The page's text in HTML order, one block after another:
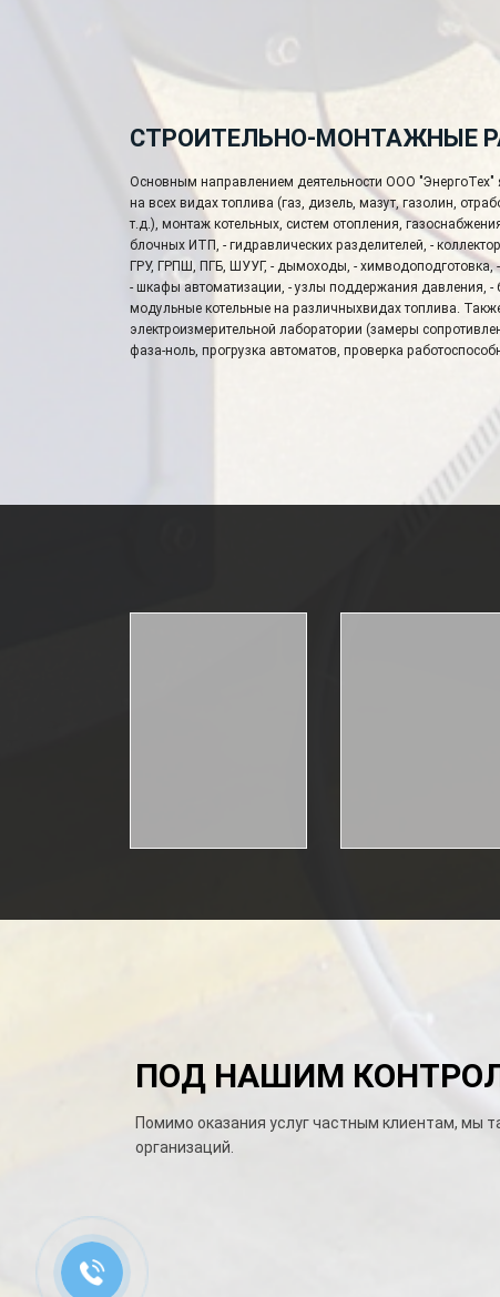
СТРОИТЕЛЬНО-МОНТАЖНЫЕ
Основным направлением деятельности ООО "ЭнергоТех"
на всех видах топлива (газ, дизель, мазут, газолин,
т.д.), монтаж котельных, систем отопления,
блочных ИТП, - гидравлических разделителей, -
ГРУ, ГРПШ, ПГБ, ШУУГ, - дымоходы, - химводоподготовка,
- шкафы автоматизации, - узлы поддержания давления, -
модульные котельные на различныхвидах топлива.
электроизмерительной лаборатории (замеры
фаза-ноль, прогрузка автоматов, проверка
ПОД НАШИМ
Помимо оказания услуг частным клиентам, мы
организаций.